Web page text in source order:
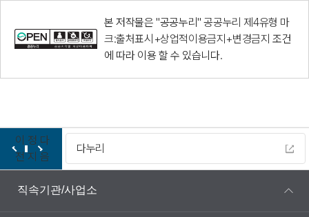
본 저작물은 "공공누리"공공누리 제4유형 마
크:출처표시+상업적이용금지+변경금지 조건
에 따라 이용 할 수 있습니다.
이
전
정
지
다
음
다누리
직속기관/사업소